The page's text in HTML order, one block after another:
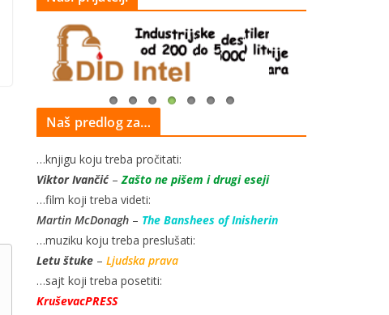
Naš predlog za…
…knjigu koju treba pročitati:
Viktor Ivančić– Zašto ne pišem i drugi eseji
…film koji treba videti:
Martin McDonagh – The Banshees of Inisherin
…muziku koju treba preslušati:
Letu štuke – Ljudska prava
…sajt koji treba posetiti:
KruševacPRESS